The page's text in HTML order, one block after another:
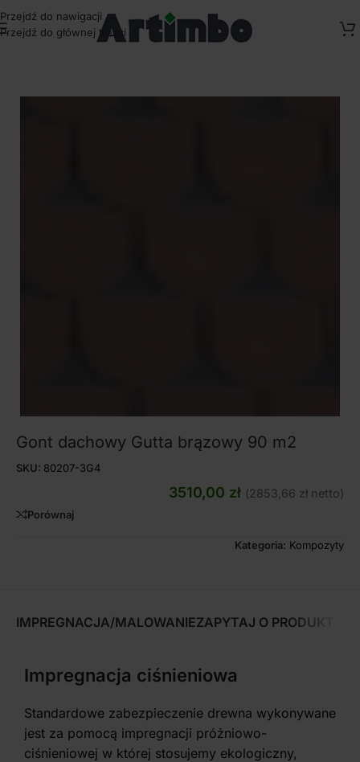
Przejdź do nawigacji
Przejdź do głównej treści
Strona główna
Gont dachowy Gutta brązowy 90 m2
SKU: 80207-3G4
3510,00 zł (2853,66 zł netto)
Porównaj
Kategoria: Kompozyty
IMPREGNACJA/MALOWANIEZAPYTAJ O PRODUKT
Impregnacja ciśnieniowa
Standardowe zabezpieczenie drewna wykonywane
jest za pomocą impregnacji próżniowo-
ciśnieniowej w której stosujemy ekologiczny,